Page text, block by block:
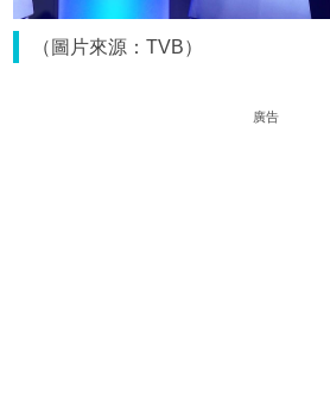
（圖片來源：TVB）
廣告